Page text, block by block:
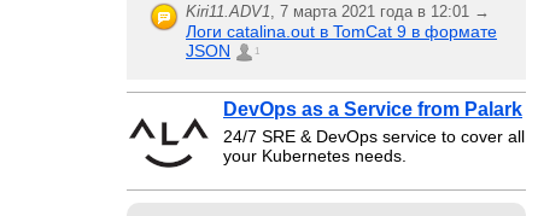
Kiri11.ADV1, 7 марта 2021 года в 12:01 →
Логи catalina.out в TomCat 9 в формате
JSON
1
DevOps as a Service from Palark
24/7 SRE & DevOps service to cover all
your Kubernetes needs.